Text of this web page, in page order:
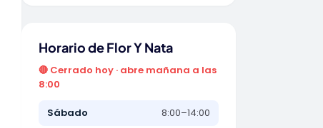
Horario de Flor Y Nata
🔴 Cerrado hoy · abre mañana a las
8:00
Sábado 8:00–14:00